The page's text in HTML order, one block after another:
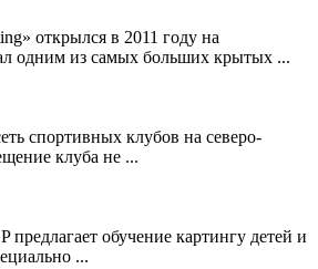
открылся в 2011 году на
одним из самых больших крытых ...
спортивных клубов на северо-
клуба не ...
предлагает обучение картингу детей и
...